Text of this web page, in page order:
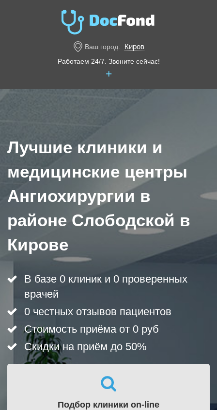
Ваш город: Киров
Работаем 24/7. Звоните сейчас!
+
Лучшие клиники и
медицинские центры
Ангиохирургии в
районе Слободской в
Кирове
В базе 0 клиник и 0 проверенных
врачей
0 честных отзывов пациентов
Стоимость приёма от 0 руб
Скидки на приём до 50%
Подбор клиники on-line